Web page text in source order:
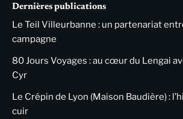
Dernières publications
Le Teil Villeurbanne : un partenariat
campagne
80 Jours Voyages : au cœur du Lengai
Cyr
Le Crépin de Lyon (Maison Baudière) :
cuir